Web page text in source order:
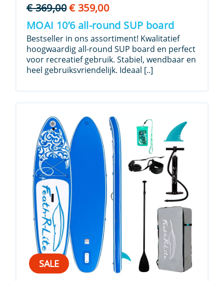
€369,00Oorspronkelijke
prijs
was:
€ 369,00.
€359,00Huidige
prijs
is:
€ 359,00.
MOAI 10’6 all-round SUP board
Bestseller in ons assortiment! Kwalitatief
hoogwaardig all-round SUP board en perfect
voor recreatief gebruik. Stabiel, wendbaar en
heel gebruiksvriendelijk. Ideaal [..]
SALE